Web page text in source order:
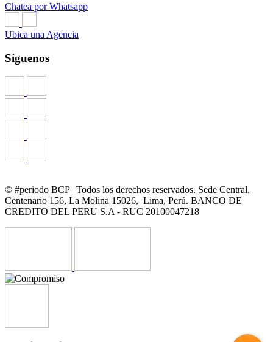
Chatea por Whatsapp
Ubica una Agencia
Síguenos
© #periodo BCP | Todos los derechos reservados. Sede Central,
Centenario 156, La Molina 15026, Lima, Perú. BANCO DE
CREDITO DEL PERU S.A - RUC 20100047218